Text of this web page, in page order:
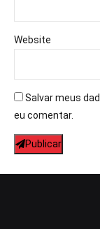
Website
Salvar meus
eu comentar.
Publicar